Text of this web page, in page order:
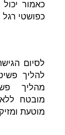
כאמור
כפושטי
לסיום
להליך
מהליך
מובטח
מוטעת